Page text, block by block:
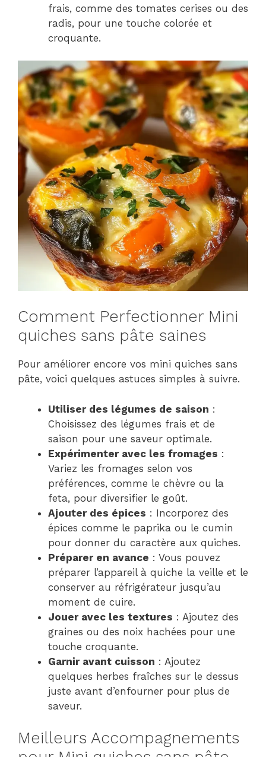
frais, comme des tomates cerises ou des
radis, pour une touche colorée et
croquante.
Comment Perfectionner Mini
quiches sans pâte saines
Pour améliorer encore vos mini quiches sans
pâte, voici quelques astuces simples à suivre.
Utiliser des légumes de saison :
Choisissez des légumes frais et de
saison pour une saveur optimale.
Expérimenter avec les fromages :
Variez les fromages selon vos
préférences, comme le chèvre ou la
feta, pour diversifier le goût.
Ajouter des épices : Incorporez des
épices comme le paprika ou le cumin
pour donner du caractère aux quiches.
Préparer en avance : Vous pouvez
préparer l’appareil à quiche la veille et le
conserver au réfrigérateur jusqu’au
moment de cuire.
Jouer avec les textures : Ajoutez des
graines ou des noix hachées pour une
touche croquante.
Garnir avant cuisson : Ajoutez
quelques herbes fraîches sur le dessus
juste avant d’enfourner pour plus de
saveur.
Meilleurs Accompagnements